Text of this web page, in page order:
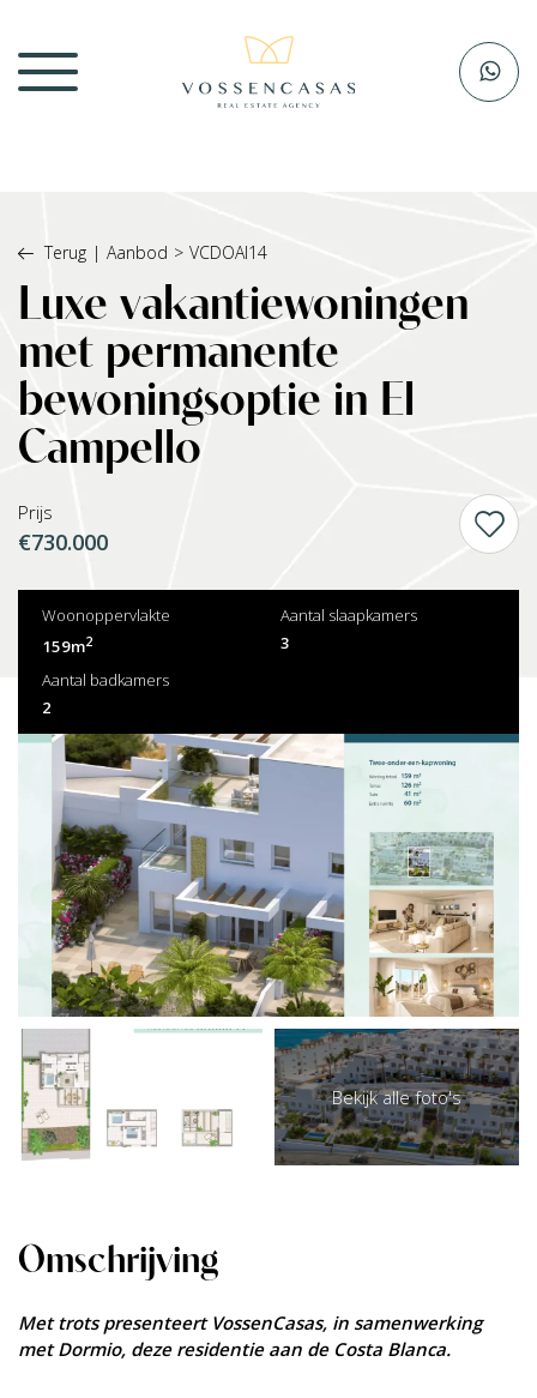
Terug | Aanbod > VCDOAI14
Luxe vakantiewoningen
met permanente
bewoningsoptie in El
Campello
Prijs
€730.000
Woonoppervlakte
159m2
Aantal slaapkamers
3
Aantal badkamers
2
Bekijk alle foto's
Omschrijving
Met trots presenteert VossenCasas, in samenwerking
met Dormio, deze residentie aan de Costa Blanca.